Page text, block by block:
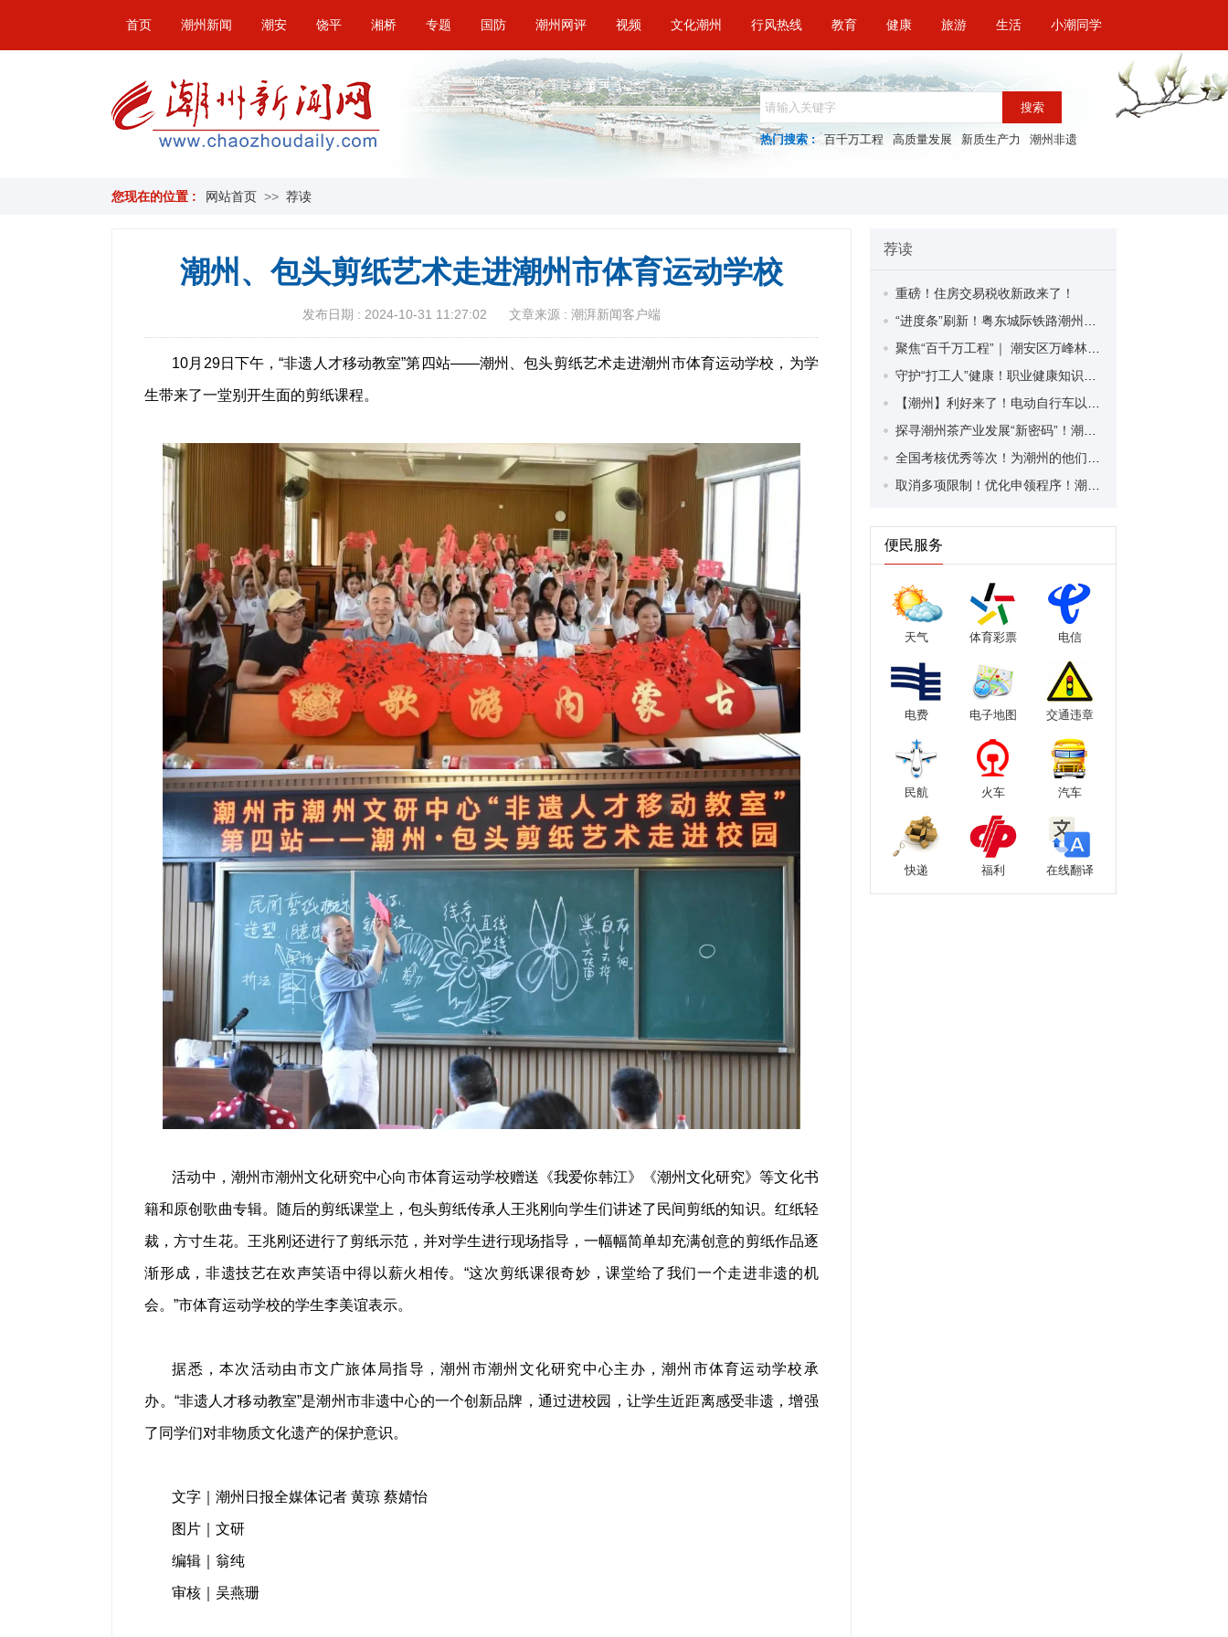
首页 潮州新闻 潮安 饶平 湘桥 专题 国防 潮州网评 视频 文化潮州 行风热线 教育 健康 旅游 生活 小潮同学
搜索
热门搜索 : 百千万工程 高质量发展 新质生产力 潮州非遗
您现在的位置 : 网站首页 >> 荐读
潮州、包头剪纸艺术走进潮州市体育运动学校
发布日期 : 2024-10-31 11:27:02 文章来源 : 潮湃新闻客户端
10月29日下午，“非遗人才移动教室”第四站——潮州、包头剪纸艺术走进潮州市体育运动学校，为学
生带来了一堂别开生面的剪纸课程。
活动中，潮州市潮州文化研究中心向市体育运动学校赠送《我爱你韩江》《潮州文化研究》等文化书
籍和原创歌曲专辑。随后的剪纸课堂上，包头剪纸传承人王兆刚向学生们讲述了民间剪纸的知识。红纸轻
裁，方寸生花。王兆刚还进行了剪纸示范，并对学生进行现场指导，一幅幅简单却充满创意的剪纸作品逐
渐形成，非遗技艺在欢声笑语中得以薪火相传。“这次剪纸课很奇妙，课堂给了我们一个走进非遗的机
会。”市体育运动学校的学生李美谊表示。
据悉，本次活动由市文广旅体局指导，潮州市潮州文化研究中心主办，潮州市体育运动学校承
办。“非遗人才移动教室”是潮州市非遗中心的一个创新品牌，通过进校园，让学生近距离感受非遗，增强
了同学们对非物质文化遗产的保护意识。
文字｜潮州日报全媒体记者 黄琼 蔡婧怡
图片｜文研
编辑｜翁纯
审核｜吴燕珊
荐读
重磅！住房交易税收新政来了！
便民服务
天气 体育彩票 电信
电费 电子地图 交通违章
民航 火车 汽车
快递 福利 在线翻译